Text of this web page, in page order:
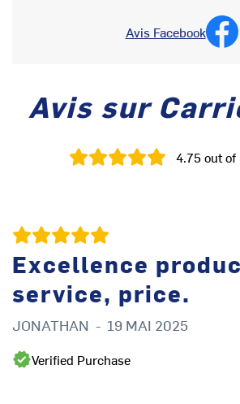
Avis Facebook
Avis sur
4.75out of
Excellence
service, price.
JONATHAN - 19 MAI 2025
Verified Purchase